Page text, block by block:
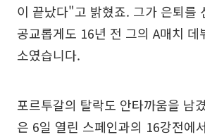
이 끝났다"고 밝혔죠. 그가 은퇴를
공교롭게도 16년 전 그의 A매치 데
소였습니다.
포르투갈의 탈락도 안타까움을 남
은 6일 열린 스페인과의 16강전에